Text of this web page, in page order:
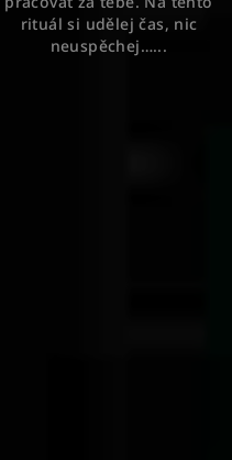
rituál si udělej čas, nic
neuspěchej…...